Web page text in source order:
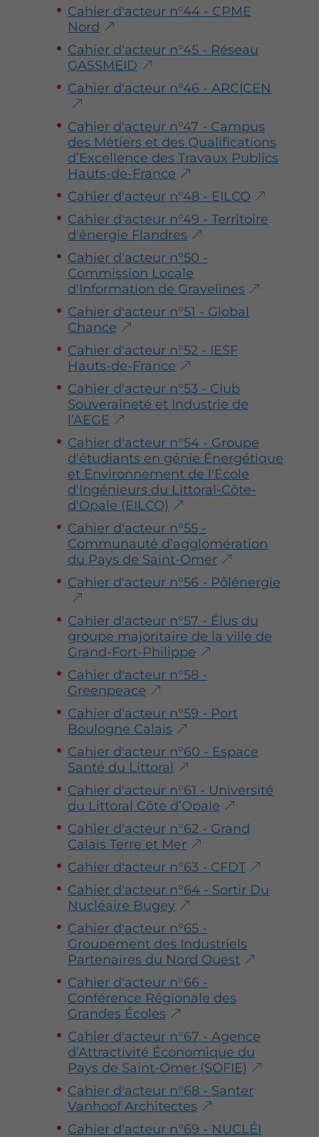
Cahier d'acteur n°44 - CPME
Nord
Cahier d'acteur n°45 - Réseau
GASSMEID
Cahier d'acteur n°46 - ARCICEN
Cahier d'acteur n°47 - Campus
des Métiers et des Qualifications
d’Excellence des Travaux Publics
Hauts-de-France
Cahier d'acteur n°48 - EILCO
Cahier d'acteur n°49 - Territoire
d'énergie Flandres
Cahier d'acteur n°50 -
Commission Locale
d'Information de Gravelines
Cahier d'acteur n°51 - Global
Chance
Cahier d'acteur n°52 - IESF
Hauts-de-France
Cahier d'acteur n°53 - Club
Souveraineté et Industrie de
l’AEGE
Cahier d'acteur n°54 - Groupe
d'étudiants en génie Énergétique
et Environnement de l'École
d'Ingénieurs du Littoral-Côte-
d'Opale (EILCO)
Cahier d'acteur n°55 -
Communauté d’agglomération
du Pays de Saint-Omer
Cahier d'acteur n°56 - Pôlénergie
Cahier d'acteur n°57 - Élus du
groupe majoritaire de la ville de
Grand-Fort-Philippe
Cahier d'acteur n°58 -
Greenpeace
Cahier d'acteur n°59 - Port
Boulogne Calais
Cahier d'acteur n°60 - Espace
Santé du Littoral
Cahier d'acteur n°61 - Université
du Littoral Côte d’Opale
Cahier d'acteur n°62 - Grand
Calais Terre et Mer
Cahier d'acteur n°63 - CFDT
Cahier d'acteur n°64 - Sortir Du
Nucléaire Bugey
Cahier d'acteur n°65 -
Groupement des Industriels
Partenaires du Nord Ouest
Cahier d'acteur n°66 -
Conférence Régionale des
Grandes Écoles
Cahier d'acteur n°67 - Agence
d’Attractivité Économique du
Pays de Saint-Omer (SOFIE)
Cahier d'acteur n°68 - Santer
Vanhoof Architectes
Cahier d'acteur n°69 - NUCLÉI